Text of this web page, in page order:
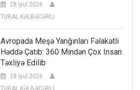
28 İyul 2026
TURAL KƏLBƏCƏRLİ
Avropada Meşə Yanğınları Fəlakətli
Həddə Çatıb: 360 Mindən Çox Insan
Təxliyə Edilib
28 İyul 2026